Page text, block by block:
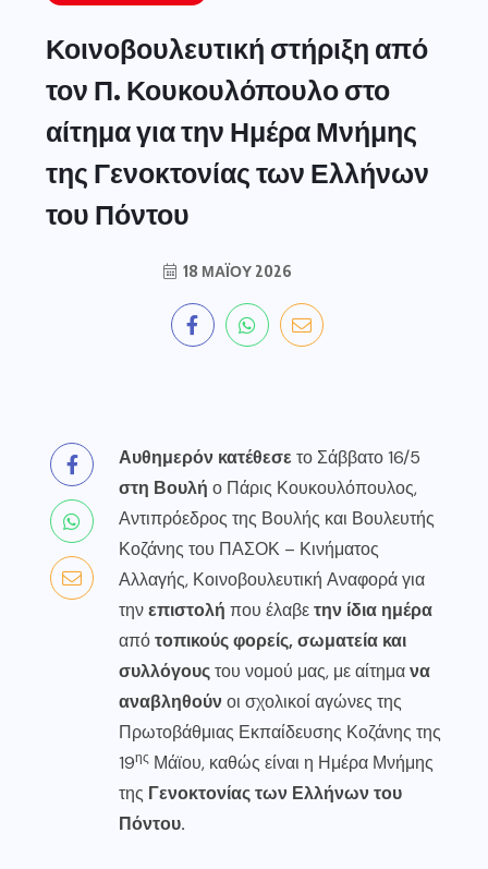
Κοινοβουλευτική στήριξη από
τον Π. Κουκουλόπουλο στο
αίτημα για την Ημέρα Μνήμης
της Γενοκτονίας των Ελλήνων
του Πόντου
18 ΜΑΪ́ΟΥ 2026
Αυθημερόν κατέθεσετο Σάββατο 16/5
στη Βουλή ο Πάρις Κουκουλόπουλος,
Αντιπρόεδρος της Βουλής και Βουλευτής
Κοζάνης του ΠΑΣΟΚ – Κινήματος
Αλλαγής, Κοινοβουλευτική Αναφορά για
τηνεπιστολή που έλαβετην ίδια ημέρα
απότοπικούς φορείς, σωματεία και
συλλόγουςτου νομού μας, με αίτημανα
αναβληθούνοι σχολικοί αγώνες της
Πρωτοβάθμιας Εκπαίδευσης Κοζάνης της
19ης Μάϊου, καθώς είναι η Ημέρα Μνήμης
της Γενοκτονίας των Ελλήνων του
Πόντου.